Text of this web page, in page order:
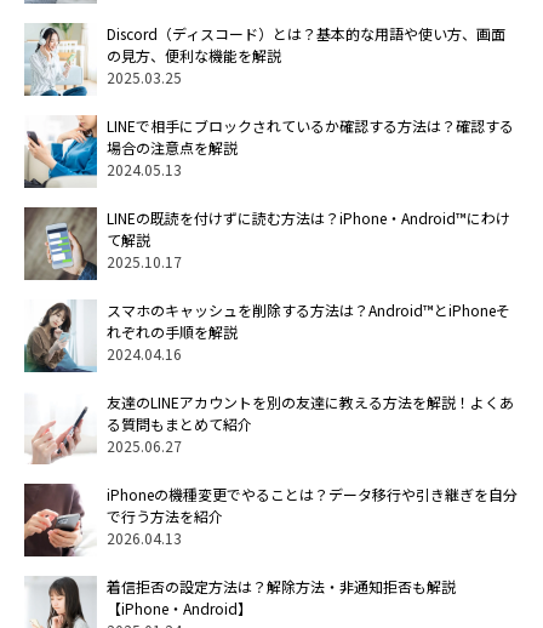
Discord（ディスコード）とは？基本的な用語や使い方、画面
の見方、便利な機能を解説
2025.03.25
LINEで相手にブロックされているか確認する方法は？確認する
場合の注意点を解説
2024.05.13
LINEの既読を付けずに読む方法は？iPhone・Android™にわけ
て解説
2025.10.17
スマホのキャッシュを削除する方法は？Android™とiPhoneそ
れぞれの手順を解説
2024.04.16
友達のLINEアカウントを別の友達に教える方法を解説！よくあ
る質問もまとめて紹介
2025.06.27
iPhoneの機種変更でやることは？データ移行や引き継ぎを自分
で行う方法を紹介
2026.04.13
着信拒否の設定方法は？解除方法・非通知拒否も解説
【iPhone・Android】